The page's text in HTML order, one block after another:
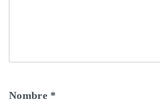
Nombre *